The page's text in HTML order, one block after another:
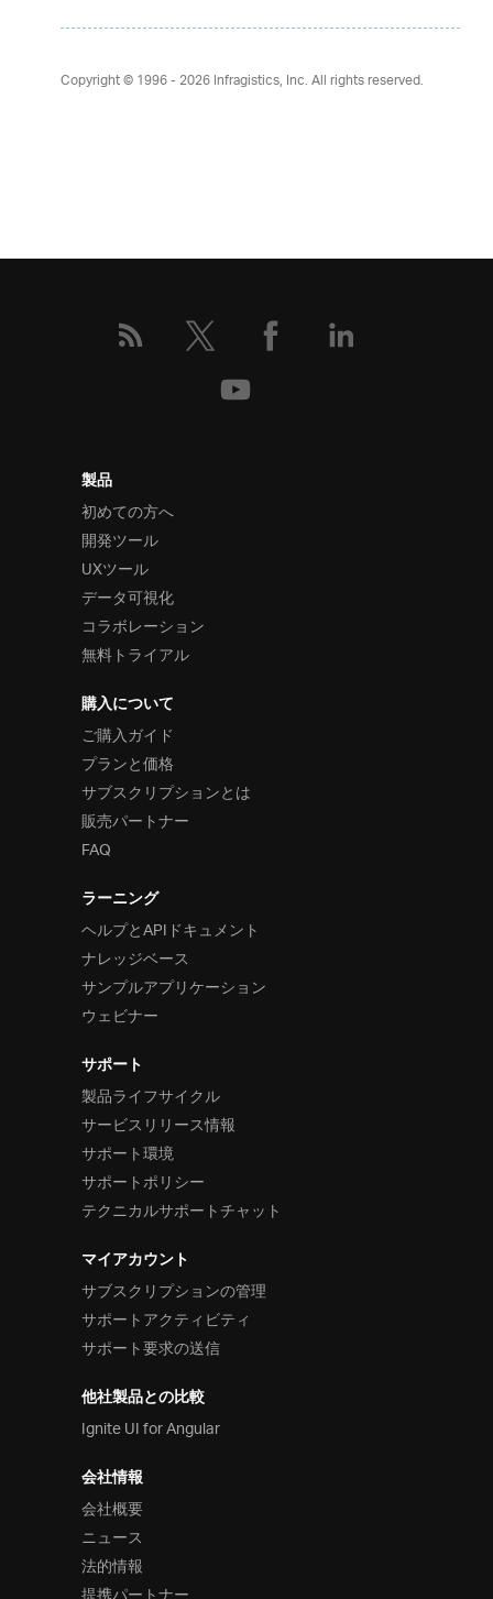
Copyright © 1996 - 2026Infragistics, Inc. All rights reserved.
製品
初めての方へ
開発ツール
UXツール
データ可視化
コラボレーション
無料トライアル
購入について
ご購入ガイド
プランと価格
サブスクリプションとは
販売パートナー
FAQ
ラーニング
ヘルプとAPIドキュメント
ナレッジベース
サンプルアプリケーション
ウェビナー
サポート
製品ライフサイクル
サービスリリース情報
サポート環境
サポートポリシー
テクニカルサポートチャット
マイアカウント
サブスクリプションの管理
サポートアクティビティ
サポート要求の送信
他社製品との比較
Ignite UI for Angular
会社情報
会社概要
ニュース
法的情報